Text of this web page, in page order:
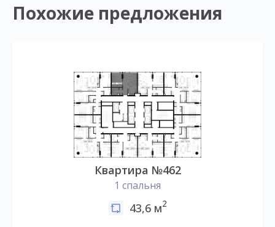
Похожие предложения
Квартира №462
1 спальня
43,6 м2